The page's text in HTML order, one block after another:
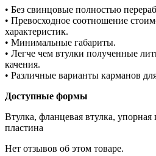
• Без свинцовые полностью
• Превосходное соотношение
характеристик.
• Минимальные габариты.
• Легче чем втулки полученные
качения.
• Различные варианты карманов
Доступные формы
Втулка, фланцевая втулка, упорная
пластина
Нет отзывов об этом товаре.